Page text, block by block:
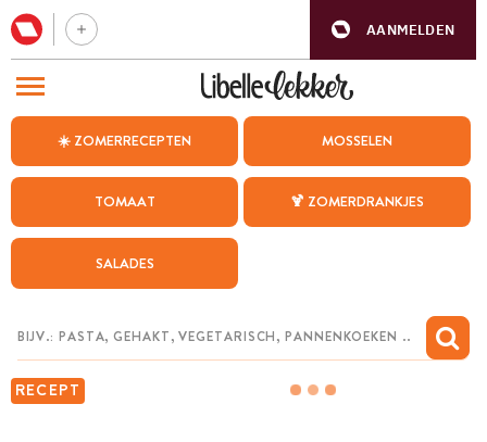
AANMELDEN
☀️ ZOMERRECEPTEN MOSSELEN
TOMAAT 🍹 ZOMERDRANKJES
SALADES
RECEPT
BEZOEK ONZE ANDERE WEBSITES
WEEKMENU
CHAT MET MAIA
MIJN BEWAARDE RECEPTEN